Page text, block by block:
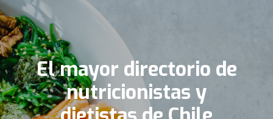
El mayor directorio de
nutricionistas y